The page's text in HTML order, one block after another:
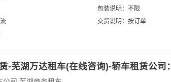
包装说明：不限
交货说明：按订单
-芜湖万达租车(在线咨询)-轿车租赁公司：